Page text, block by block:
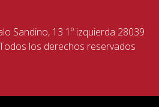
Sandino, 13 1º izquierda 28039
los derechos reservados